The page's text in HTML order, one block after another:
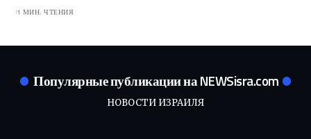
1 МИН. ЧТЕНИЯ
Популярные публикации на NEWSisra.com
НОВОСТИ ИЗРАИЛЯ